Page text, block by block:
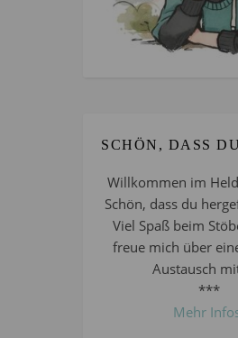
SCHÖN, DASS
Willkommen im
Schön, dass du
Viel Spaß beim
freue mich über
Austausch
***
Mehr